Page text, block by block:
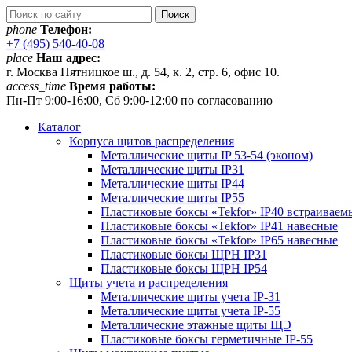
phone Телефон:
+7 (495) 540-40-08
place Наш адрес:
г. Москва Пятницкое ш., д. 54, к. 2, стр. 6, офис 10.
access_time Время работы:
Пн-Пт 9:00-16:00, Сб 9:00-12:00 по согласованию
Каталог
Корпуса щитов распределения
Металлические щиты IP 53-54 (эконом)
Металлические щиты IP31
Металлические щиты IP44
Металлические щиты IP55
Пластиковые боксы «Tekfor» IP40
Пластиковые боксы «Tekfor» IP41 навесные
Пластиковые боксы «Tekfor» IP65 навесные
Пластиковые боксы ЩРН IP31
Пластиковые боксы ЩРН IP54
Щиты учета и распределения
Металлические щиты учета IP-31
Металлические щиты учета IP-55
Металлические этажные щиты ЩЭ
Пластиковые боксы герметичные IP-55